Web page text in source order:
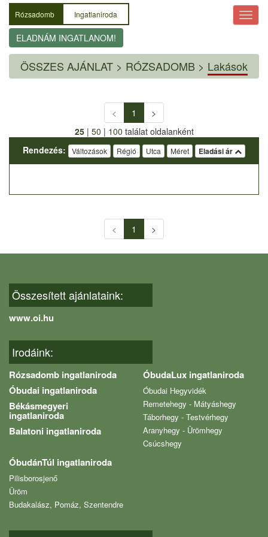
Rózsadomb Ingatlaniroda
ELADNÁM INGATLANOM!
ÖSSZES AJÁNLAT > RÓZSADOMB > Lakások
< 1
>
25| 50 | 100 találat oldalanként
Rendezés:
Változások Régió Utca Méret Eladási ár
< 1 >
Összesített ajánlataink:
www.oi.hu
Irodáink:
Rózsadomb ingatlaniroda
Óbudai ingatlaniroda
Békásmegyeri
ingatlaniroda
Balatoni ingatlaniroda
ÓbudaLux ingatlaniroda
Óbudai Hegyvidék
Remetehegy - Mátyáshegy
Táborhegy - Testvérhegy
Aranyhegy - Ürömhegy
Csúcshegy
ÓbudánTúl ingatlaniroda
Pilisborosjenő
Üröm
Budakalász, Pomáz, Szentendre